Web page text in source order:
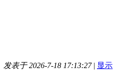
发表于 2026-7-18 17:13:27 | 显示